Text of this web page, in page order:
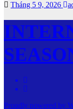
Tháng 5 9, 2026
Proudly powered by